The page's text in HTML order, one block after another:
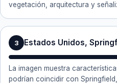
vegetación, arquitectura y
3 Estados Unidos,
La imagen muestra
podrían coincidir con